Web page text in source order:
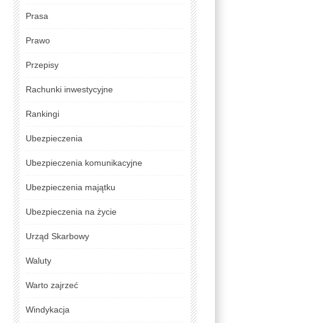
Prasa
Prawo
Przepisy
Rachunki inwestycyjne
Rankingi
Ubezpieczenia
Ubezpieczenia komunikacyjne
Ubezpieczenia majątku
Ubezpieczenia na życie
Urząd Skarbowy
Waluty
Warto zajrzeć
Windykacja